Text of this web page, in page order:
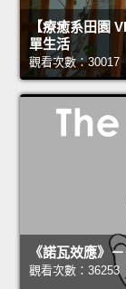
【療癒系田園
單生活
觀看次數：30017
《諾瓦效應》
觀看次數：36253